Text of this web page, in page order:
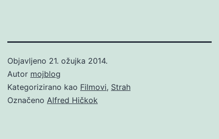
Objavljeno 21. ožujka 2014.
Autor mojblog
Kategorizirano kao Filmovi, Strah
Označeno Alfred Hičkok